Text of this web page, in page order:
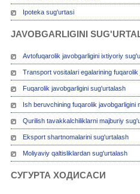
Ipoteka sug'urtasi
JAVOBGARLIGINI
Avtofuqarolik javobgarligini ixtiyoriy
Transport vositalari egalarining
Fuqarolik javobgarligini sug'urtalash
Ish beruvchining fuqarolik javobgarligini
Qurilish tavakkalchiliklarni majburiy
Eksport shartnomalarini sug'urtalash
Moliyaviy qaltisliklardan sug'urtalash
СУГУРТА ХОДИСАСИ